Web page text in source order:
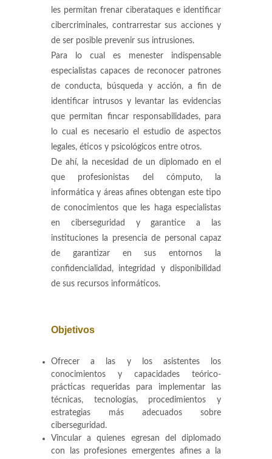
les permitan frenar ciberataques e identificar
cibercriminales, contrarrestar sus acciones y
de ser posible prevenir sus intrusiones.
Para lo cual es menester indispensable
especialistas capaces de reconocer patrones
de conducta, búsqueda y acción, a fin de
identificar intrusos y levantar las evidencias
que permitan fincar responsabilidades, para
lo cual es necesario el estudio de aspectos
legales, éticos y psicológicos entre otros.
De ahí, la necesidad de un diplomado en el
que profesionistas del cómputo, la
informática y áreas afines obtengan este tipo
de conocimientos que les haga especialistas
en ciberseguridad y garantice a las
instituciones la presencia de personal capaz
de garantizar en sus entornos la
confidencialidad, integridad y disponibilidad
de sus recursos informáticos.
Objetivos
Ofrecer a las y los asistentes los
conocimientos y capacidades teórico-
prácticas requeridas para implementar las
técnicas, tecnologías, procedimientos y
estrategias más adecuados sobre
ciberseguridad.
Vincular a quienes egresan del diplomado
con las profesiones emergentes afines a la